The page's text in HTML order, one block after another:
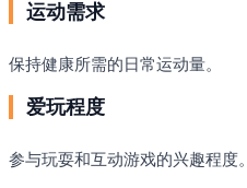
运动需求
保持健康所需的日常运动量。
爱玩程度
参与玩耍和互动游戏的兴趣程度。